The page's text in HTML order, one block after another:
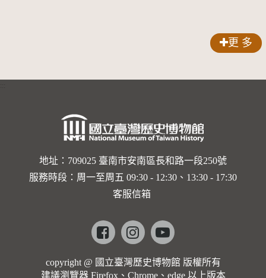
的依戀—
勒大地之
歌]【對
世界與生
命的依戀
馬勒大地
之歌】
更 多
地址：709025 臺南市安南區長和路一段250號
服務時段：周一至周五 09:30 - 12:30、13:30 - 17:30
客服信箱
Facebookinstagramyoutube
copyright @ 國立臺灣歷史博物館 版權所有
建議瀏覽器 Firefox、Chrome、edge 以上版本